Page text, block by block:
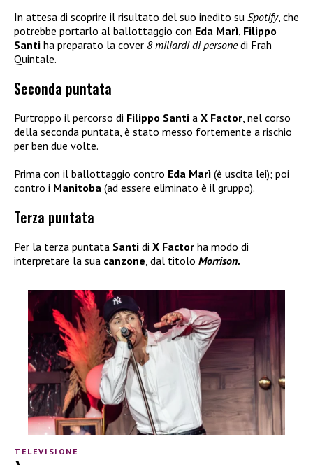
In attesa di scoprire il risultato del suo inedito su Spotify, che
potrebbe portarlo al ballottaggio con Eda Marì Filippo
Santi ha preparato la cover 8 miliardi di personedi Frah
Quintale.
Seconda puntata
Purtroppo il percorso di Filippo Santi a X Factor , nel corso
della seconda puntata, è stato messo fortemente a rischio
per ben due volte.
Prima con il ballottaggio contro Eda Marì (è uscita lei); poi
contro i Manitoba (ad essere eliminato è il gruppo).
Terza puntata
Per la terza puntata Santi di X Factor ha modo di
interpretare la sua canzone , dal titolo Morrison.
TELEVISIONE